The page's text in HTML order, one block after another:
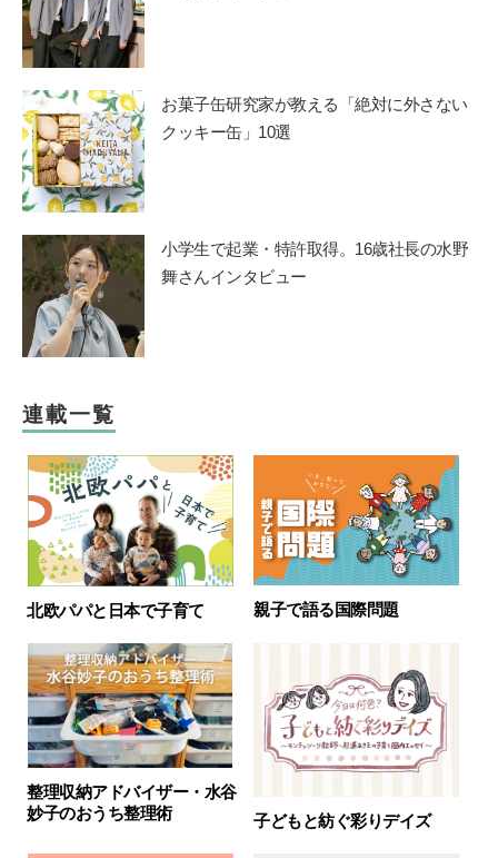
お菓子缶研究家が教える「絶対に外さない
クッキー缶」10選
小学生で起業・特許取得。16歳社長の水野
舞さんインタビュー
連載一覧
北欧パパと日本で子育て 親子で語る国際問題
整理収納アドバイザー・水谷
妙子のおうち整理術
子どもと紡ぐ彩りデイズ